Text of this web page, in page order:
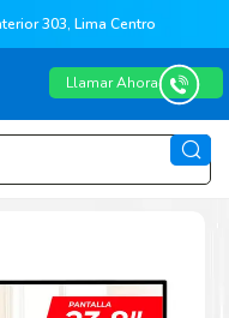
303, Lima Centro
Llamar Ahora